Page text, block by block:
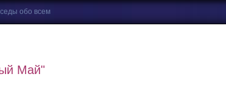
обо всем
Май"